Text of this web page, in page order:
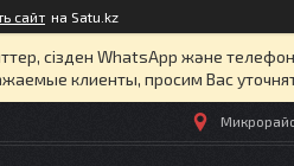
сайт на Satu.kz
сізден WhatsApp және
клиенты, просим Вас